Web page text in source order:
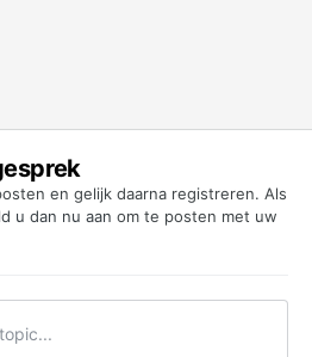
en gelijk daarna registreren. Als
u dan nu aan om te posten met uw